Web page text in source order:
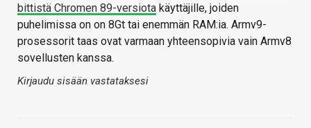
bittistä Chromen 89-versiota käyttäjille, joiden
puhelimissa on on 8Gt tai enemmän RAM:ia. Armv9-
prosessorit taas ovat varmaan yhteensopivia vain Armv8
sovellusten kanssa.
Kirjaudu sisään vastataksesi